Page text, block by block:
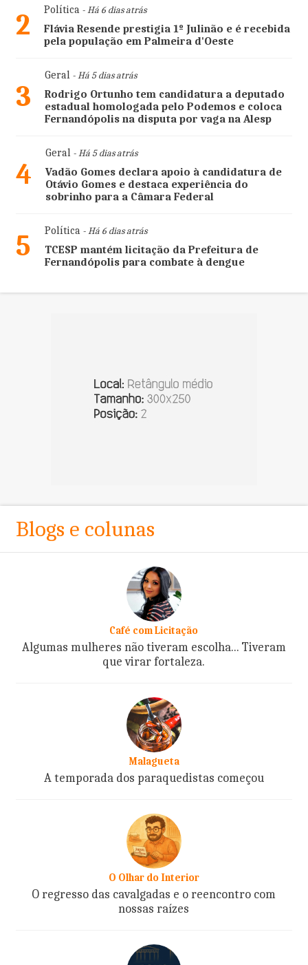
2 Política- Há 6 dias atrás
Flávia Resende prestigia 1º Julinão e é recebida
pela população em Palmeira d'Oeste
3
Geral- Há 5 dias atrás
Rodrigo Ortunho tem candidatura a deputado
estadual homologada pelo Podemos e coloca
Fernandópolis na disputa por vaga na Alesp
4
Geral- Há 5 dias atrás
Vadão Gomes declara apoio à candidatura de
Otávio Gomes e destaca experiência do
sobrinho para a Câmara Federal
5 Política- Há 6 dias atrás
TCESP mantém licitação da Prefeitura de
Fernandópolis para combate à dengue
Blogs e colunas
Café com Licitação
Algumas mulheres não tiveram escolha... Tiveram
que virar fortaleza.
Malagueta
A temporada dos paraquedistas começou
O Olhar do Interior
O regresso das cavalgadas e o reencontro com
nossas raízes